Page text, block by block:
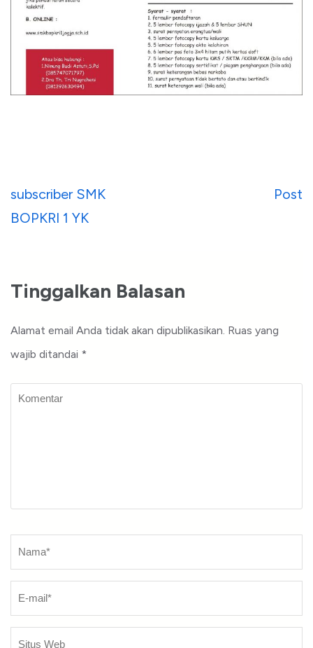
Navigasi
pos
subscriber SMK
BOPKRI 1 YK
Post
Tinggalkan Balasan
Alamat email Anda tidak akan dipublikasikan. Ruas yang
wajib ditandai *
Komentar
Nama